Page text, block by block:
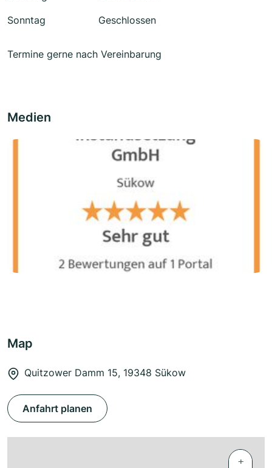
Sonntag
Geschlossen
Termine gerne nach Vereinbarung
Medien
Map
Quitzower Damm 15, 19348 Sükow
Anfahrt planen
+